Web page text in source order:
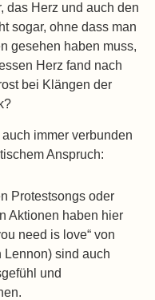
das Herz und auch den
sogar, ohne dass man
gesehen haben muss,
Herz fand nach
bei Klängen der
immer verbunden
Anspruch:
Protestsongs oder
Aktionen haben hier
need is love“ von
Lennon) sind auch
und